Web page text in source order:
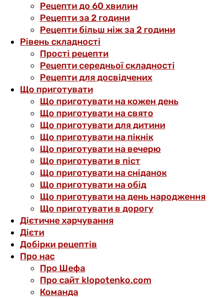
Рецепти до 60 хвилин
Рецепти за 2 години
Рецепти більш ніж за 2 години
Рівень складності
Прості рецепти
Рецепти середньої складності
Рецепти для досвідчених
Що приготувати
Що приготувати на кожен день
Що приготувати на свято
Що приготувати для дитини
Що приготувати на пікнік
Що приготувати на вечерю
Що приготувати в піст
Що приготувати на сніданок
Що приготувати на обід
Що приготувати на день народження
Що приготувати в дорогу
Дієтичне харчування
Дієти
Добірки рецептів
Про нас
Про Шефа
Про сайт klopotenko.com
Команда